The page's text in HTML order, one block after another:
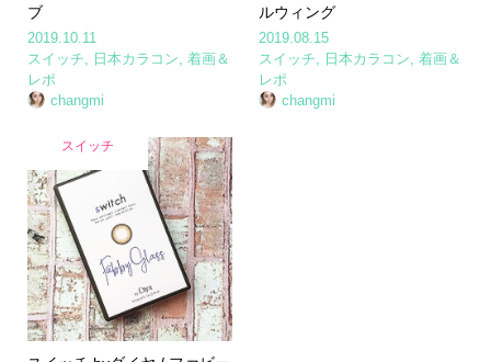
ブ
2019.10.11
スイッチ
日本カラコン 着画＆
レポ
changmi
ルウィング
2019.08.15
スイッチ
日本カラコン ,着画＆
レポ
changmi
スイッチ